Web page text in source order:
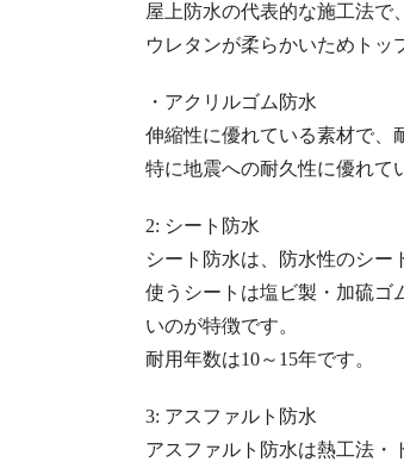
屋上防水の代表的な施工法で
ウレタンが柔らかいためトッ
・アクリルゴム防水
伸縮性に優れている素材で、
特に地震への耐久性に優れて
2: シート防水
シート防水は、防水性のシー
使うシートは塩ビ製・加硫ゴ
いのが特徴です。
耐用年数は10～15年です。
3: アスファルト防水
アスファルト防水は熱工法・